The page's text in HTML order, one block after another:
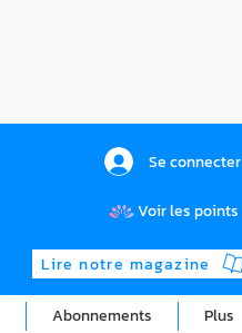
Se connecter
Voir les points
Lire notre magazine
Abonnements Plus